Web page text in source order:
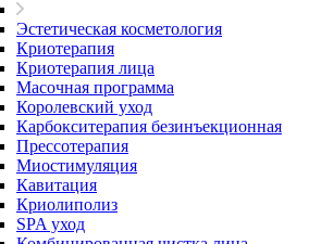
Эстетическая косметология
Криотерапия
Криотерапия лица
Масочная программа
Королевский уход
Карбокситерапия безинъекционная
Прессотерапия
Миостимуляция
Кавитация
Криолиполиз
SPA уход